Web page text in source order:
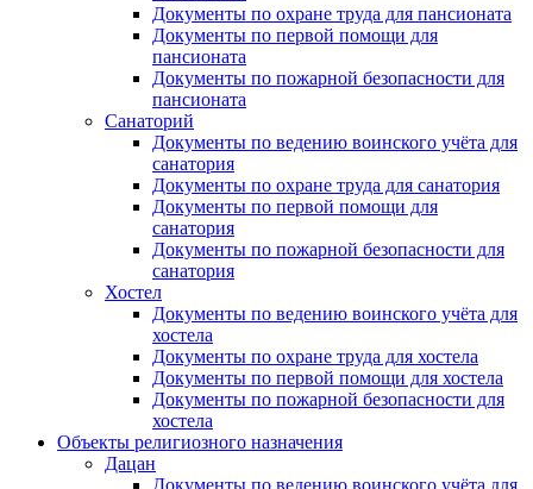
Документы по охране труда для пансионата
Документы по первой помощи для
пансионата
Документы по пожарной безопасности для
пансионата
Санаторий
Документы по ведению воинского учёта для
санатория
Документы по охране труда для санатория
Документы по первой помощи для
санатория
Документы по пожарной безопасности для
санатория
Хостел
Документы по ведению воинского учёта для
хостела
Документы по охране труда для хостела
Документы по первой помощи для хостела
Документы по пожарной безопасности для
хостела
Объекты религиозного назначения
Дацан
Документы по ведению воинского учёта для